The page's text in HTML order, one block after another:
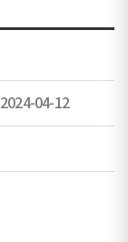
2024-04-12